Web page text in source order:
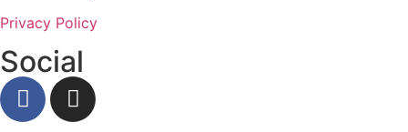
Privacy Policy
Social